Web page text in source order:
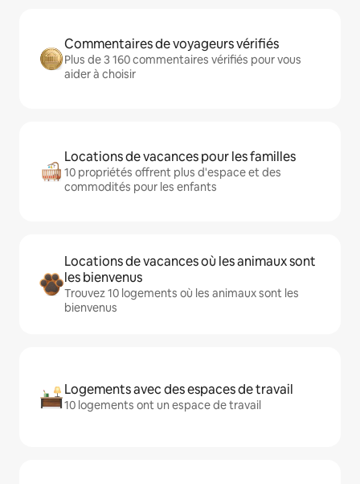
Commentaires de voyageurs vérifiés
Plus de 3 160 commentaires vérifiés pour vous
aider à choisir
Locations de vacances pour les familles
10 propriétés offrent plus d'espace et des
commodités pour les enfants
Locations de vacances où les animaux sont
les bienvenus
Trouvez 10 logements où les animaux sont les
bienvenus
Logements avec des espaces de travail
10 logements ont un espace de travail